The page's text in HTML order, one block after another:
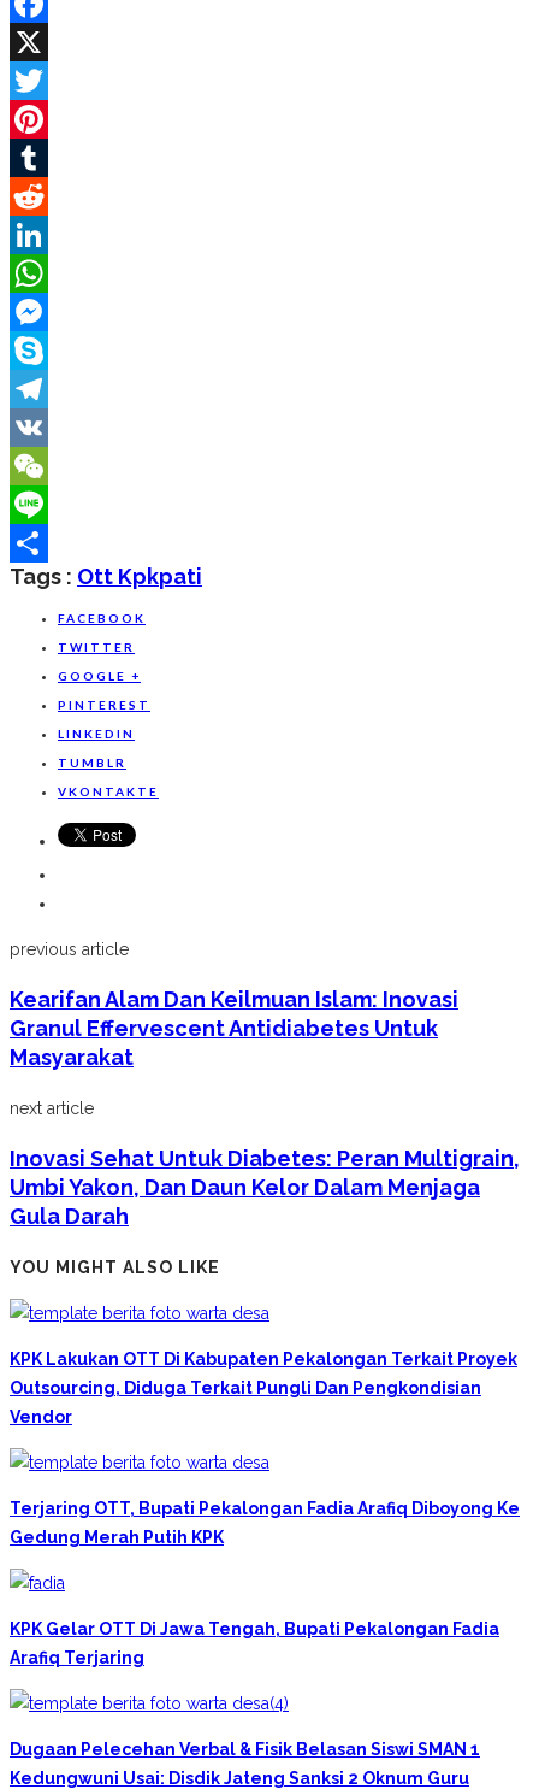
Facebook
X
Twitter
Pinterest
Tumblr
Reddit
LinkedIn
WhatsApp
Messenger
Skype
Telegram
VK
WeChat
Line
Share
Tags : Ott KpkPati
FACEBOOK
TWITTER
GOOGLE +
PINTEREST
LINKEDIN
TUMBLR
VKONTAKTE
previous article
Kearifan Alam Dan Keilmuan Islam: Inovasi
Granul Effervescent Antidiabetes Untuk
Masyarakat
next article
Inovasi Sehat Untuk Diabetes: Peran Multigrain,
Umbi Yakon, Dan Daun Kelor Dalam Menjaga
Gula Darah
YOU MIGHT ALSO LIKE
KPK Lakukan OTT Di Kabupaten Pekalongan Terkait Proyek
Outsourcing, Diduga Terkait Pungli Dan Pengkondisian
Vendor
Terjaring OTT, Bupati Pekalongan Fadia Arafiq Diboyong Ke
Gedung Merah Putih KPK
KPK Gelar OTT Di Jawa Tengah, Bupati Pekalongan Fadia
Arafiq Terjaring
Dugaan Pelecehan Verbal & Fisik Belasan Siswi SMAN 1
Kedungwuni Usai: Disdik Jateng Sanksi 2 Oknum Guru